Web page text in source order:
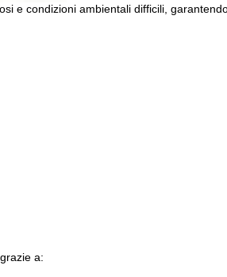
e condizioni ambientali difficili,
a: